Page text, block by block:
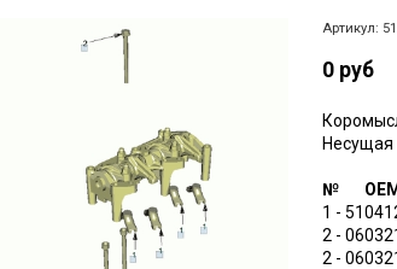
Артикул:
0 руб
Несущая
№ OEM
1 -
2 -
2 -